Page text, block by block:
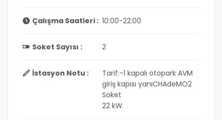
Çalışma Saatleri : 10:00-22:00
Soket Sayısı : 2
İstasyon Notu :
Tarif:-1 kapalı otopark AVM
giriş kapısı yanıCHAdeMO2
Soket
22 kW